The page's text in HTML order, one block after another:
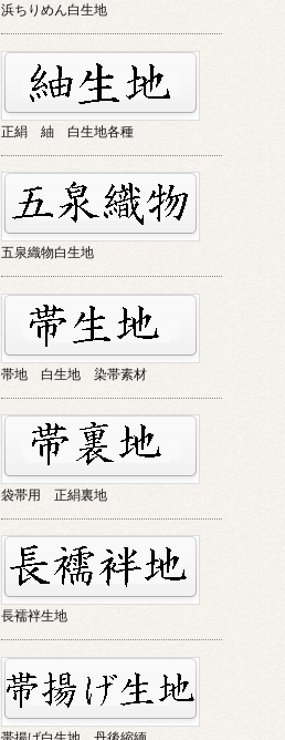
浜ちりめん白生地
正絹 紬 白生地各種
五泉織物白生地
帯地 白生地 染帯素材
袋帯用 正絹裏地
長襦袢生地